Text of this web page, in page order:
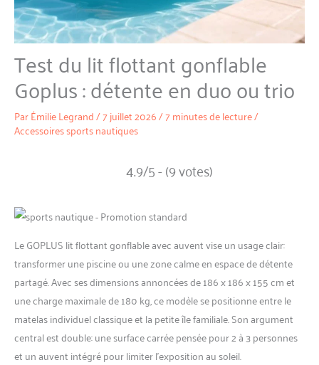
Test du lit flottant gonflable
Goplus : détente en duo ou trio
ParÉmilie Legrand/7 juillet 2026/7 minutes de lecture/
Accessoires sports nautiques
4.9/5 - (9 votes)
Le GOPLUS lit flottant gonflable avec auvent vise un usage clair:
transformer une piscine ou une zone calme en espace de détente
partagé. Avec ses dimensions annoncées de 186 x 186 x 155 cm et
une charge maximale de 180 kg, ce modèle se positionne entre le
matelas individuel classique et la petite île familiale. Son argument
central est double: une surface carrée pensée pour 2 à 3 personnes
et un auvent intégré pour limiter l’exposition au soleil.